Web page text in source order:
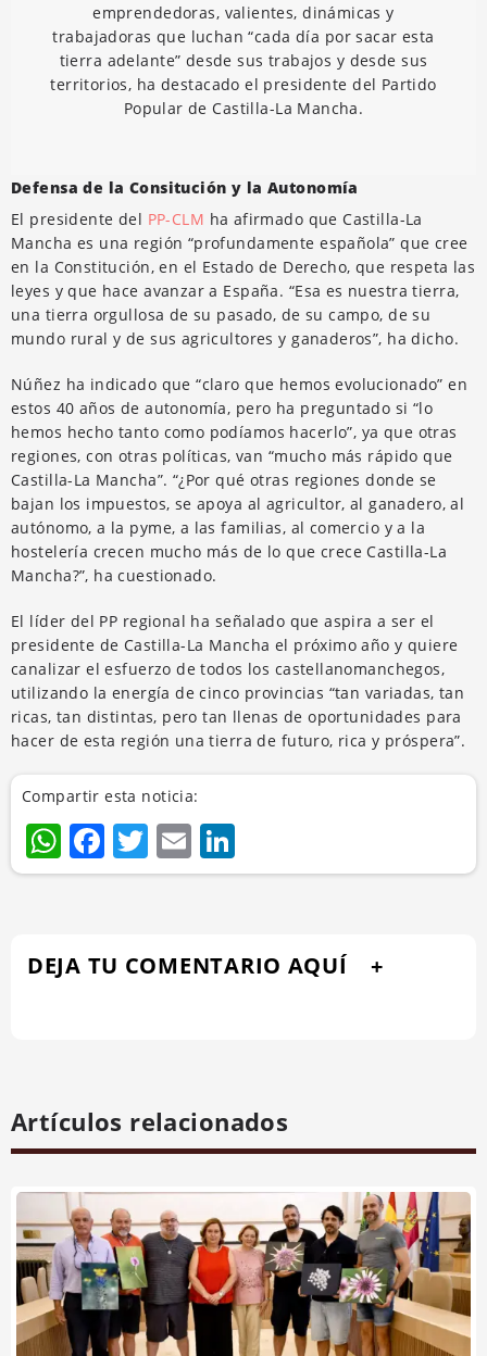
emprendedoras, valientes, dinámicas y
trabajadoras que luchan “cada día por sacar esta
tierra adelante” desde sus trabajos y desde sus
territorios, ha destacado el presidente del Partido
Popular de Castilla-La Mancha.
Defensa de la Consitución y la Autonomía
El presidente del PP-CLM ha afirmado que Castilla-La
Mancha es una región “profundamente española” que cree
en la Constitución, en el Estado de Derecho, que respeta las
leyes y que hace avanzar a España. “Esa es nuestra tierra,
una tierra orgullosa de su pasado, de su campo, de su
mundo rural y de sus agricultores y ganaderos”, ha dicho.
Núñez ha indicado que “claro que hemos evolucionado” en
estos 40 años de autonomía, pero ha preguntado si “lo
hemos hecho tanto como podíamos hacerlo”, ya que otras
regiones, con otras políticas, van “mucho más rápido que
Castilla-La Mancha”. “¿Por qué otras regiones donde se
bajan los impuestos, se apoya al agricultor, al ganadero, al
autónomo, a la pyme, a las familias, al comercio y a la
hostelería crecen mucho más de lo que crece Castilla-La
Mancha?”, ha cuestionado.
El líder del PP regional ha señalado que aspira a ser el
presidente de Castilla-La Mancha el próximo año y quiere
canalizar el esfuerzo de todos los castellanomanchegos,
utilizando la energía de cinco provincias “tan variadas, tan
ricas, tan distintas, pero tan llenas de oportunidades para
hacer de esta región una tierra de futuro, rica y próspera”.
Compartir esta noticia:
WhatsApp
Facebook
Twitter
Email
DEJA TU COMENTARIO AQUÍ
Artículos relacionados